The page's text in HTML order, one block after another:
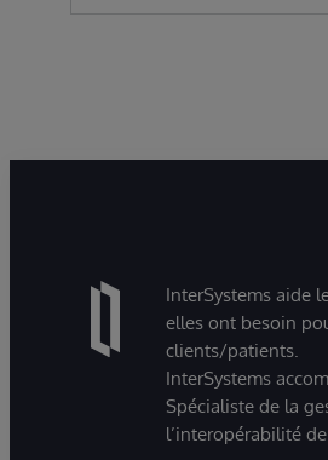
InterSystems aide
elles ont besoin
clients/patients.
InterSystems
Spécialiste de la
l’interopérabilité